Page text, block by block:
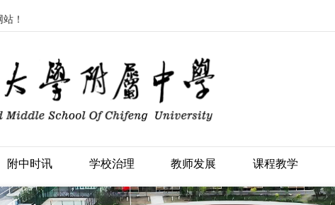
！
附中时讯 学校治理 教师发展 课程教学